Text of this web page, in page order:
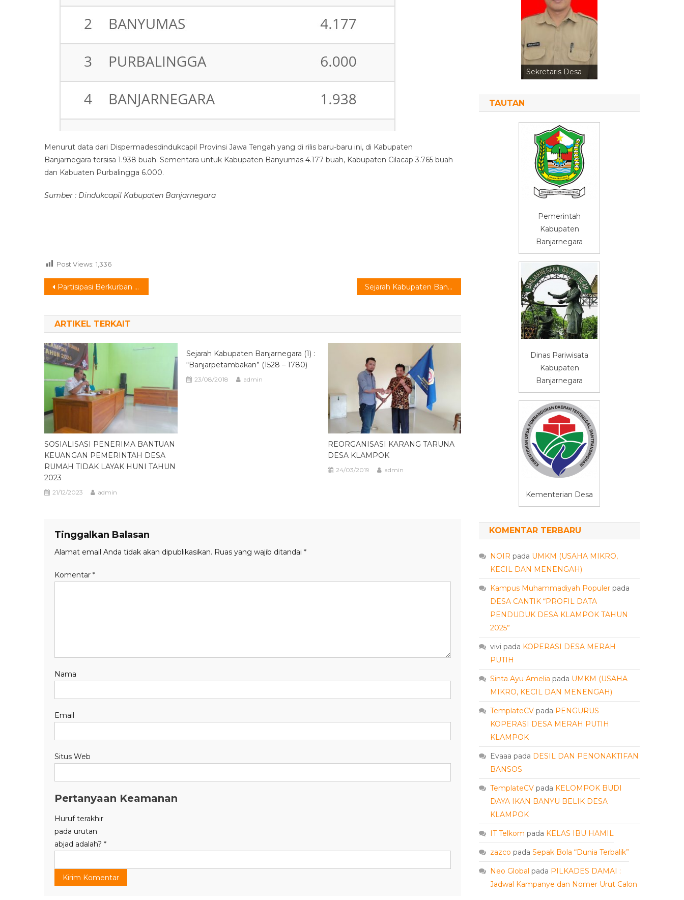
Menurut data dari Dispermadesdindukcapil Provinsi Jawa Tengah yang di rilis baru-baru ini, di Kabupaten
Banjarnegara tersisa 1.938 buah. Sementara untuk Kabupaten Banyumas 4.177 buah, Kabupaten Cilacap 3.765 buah
dan Kabuaten Purbalingga 6.000.
Sumber : Dindukcapil Kabupaten Banjarnegara
Post Views: 1,336
Navigasi
Partisipasi Berkurban Warga Desa Klampok Sejarah Kabupaten Banjarnegara (1) : “Banjarpetambakan” (1528 – 1780)
ARTIKEL TERKAIT
SOSIALISASI PENERIMA BANTUAN
KEUANGAN PEMERINTAH DESA
RUMAH TIDAK LAYAK HUNI TAHUN
2023
21/12/2023 admin
Sejarah Kabupaten Banjarnegara (1) :
“Banjarpetambakan” (1528 – 1780)
23/08/2018 admin
REORGANISASI KARANG TARUNA
DESA KLAMPOK
24/03/2019 admin
Tinggalkan Balasan
Alamat email Anda tidak akan dipublikasikan. Ruas yang wajib ditandai *
Komentar *
Nama
Email
Situs Web
Pertanyaan Keamanan
Huruf terakhir
pada urutan
abjad adalah? *
Sekretaris Desa
TAUTAN
Pemerintah
Kabupaten
Banjarnegara
Dinas Pariwisata
Kabupaten
Banjarnegara
Kementerian Desa
KOMENTAR TERBARU
NOIR pada UMKM (USAHA MIKRO,
KECIL DAN MENENGAH)
Kampus Muhammadiyah Populer pada
DESA CANTIK “PROFIL DATA
PENDUDUK DESA KLAMPOK TAHUN
2025”
vivi pada KOPERASI DESA MERAH
PUTIH
Sinta Ayu Amelia pada UMKM (USAHA
MIKRO, KECIL DAN MENENGAH)
TemplateCV pada PENGURUS
KOPERASI DESA MERAH PUTIH
KLAMPOK
Evaaa pada DESIL DAN PENONAKTIFAN
BANSOS
TemplateCV pada KELOMPOK BUDI
DAYA IKAN BANYU BELIK DESA
KLAMPOK
IT Telkom pada KELAS IBU HAMIL
zazco padaSepak Bola “Dunia Terbalik”
Neo Global pada PILKADES DAMAI :
Jadwal Kampanye dan Nomer Urut Calon